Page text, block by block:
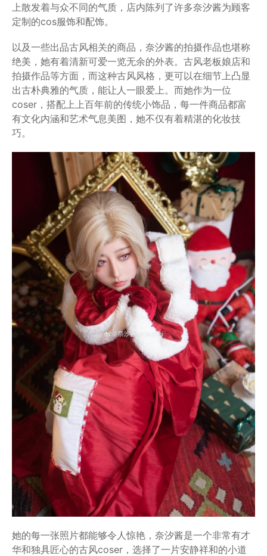
上散发着与众不同的气质，店内陈列了许多奈汐酱为顾客
定制的cos服饰和配饰。
以及一些出品古风相关的商品，奈汐酱的拍摄作品也堪称
绝美，她有着清新可爱一览无余的外表。古风老板娘店和
拍摄作品等方面，而这种古风风格，更可以在细节上凸显
出古朴典雅的气质，能让人一眼爱上。而她作为一位
coser，搭配上上百年前的传统小饰品，每一件商品都富
有文化内涵和艺术气息美图，她不仅有着精湛的化妆技
巧。
她的每一张照片都能够令人惊艳，奈汐酱是一个非常有才
华和独具匠心的古风coser，选择了一片安静祥和的小道